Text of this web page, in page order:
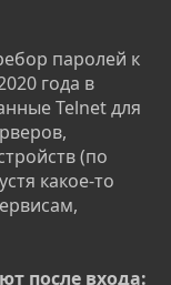
паролей к
года в
Telnet для
(по
какое-то
после входа: